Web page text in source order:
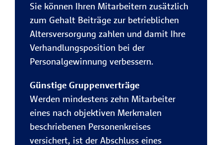
Sie können Ihren Mitarbeitern zusätzlich
zum Gehalt Beiträge zur betrieblichen
Altersversorgung zahlen und damit Ihre
Verhandlungsposition bei der
Personalgewinnung verbessern.
Günstige Gruppenverträge
Werden mindestens zehn Mitarbeiter
eines nach objektiven Merkmalen
beschriebenen Personenkreises
versichert, ist der Abschluss eines